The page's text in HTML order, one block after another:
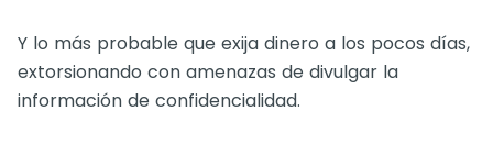
Y lo más probable que exija dinero a los pocos días,
extorsionando con amenazas de divulgar la
información de confidencialidad.